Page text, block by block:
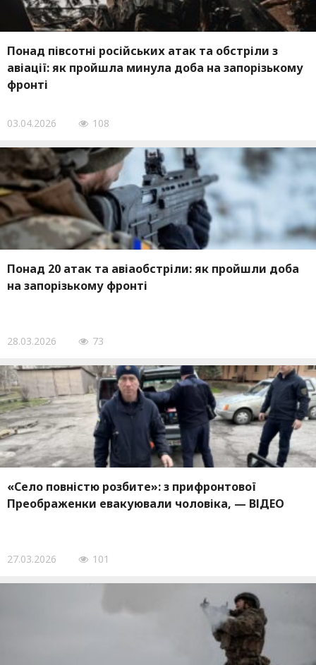
Понад півсотні російських атак та обстріли з
авіації: як пройшла минула доба на запорізькому
фронті
03.04.2026 108
Понад 20 атак та авіаобстріли: як пройшли доба
на запорізькому фронті
28.03.2026 73
«Село повністю розбите»: з прифронтової
Преображенки евакуювали чоловіка, — ВІДЕО
27.03.2026 101